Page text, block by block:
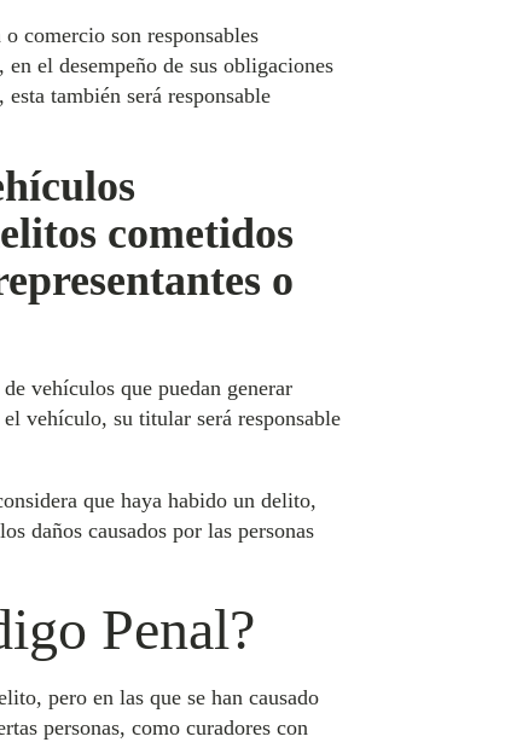
comercio son responsables
el desempeño de sus obligaciones
también será responsable
cometidos
o
vehículos que puedan generar
vehículo, su titular será responsable
que haya habido un delito,
daños causados por las personas
Penal?
pero en las que se han causado
personas, como curadores con